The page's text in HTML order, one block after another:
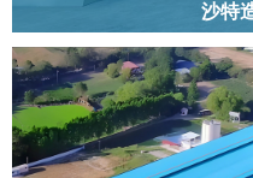
沙特
沙特造纸厂项目位于沙特阿拉伯，